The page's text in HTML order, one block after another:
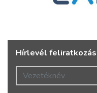
Hírlevél feliratkozás
Vezetéknév